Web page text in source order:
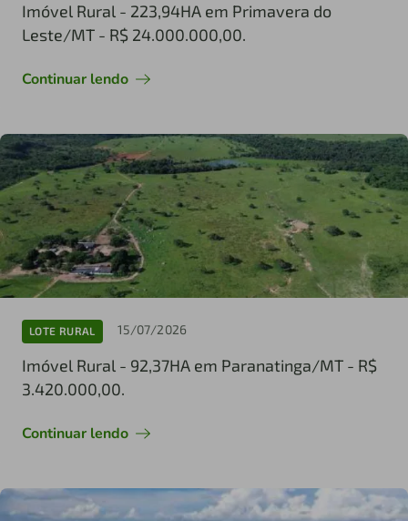
Imóvel Rural - 223,94HA em Primavera do
Leste/MT - R$ 24.000.000,00.
Continuar lendo
LOTE RURAL 15/07/2026
Imóvel Rural - 92,37HA em Paranatinga/MT - R$
3.420.000,00.
Continuar lendo